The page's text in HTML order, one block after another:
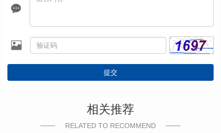
提交
相关推荐
RELATED TO RECOMMEND